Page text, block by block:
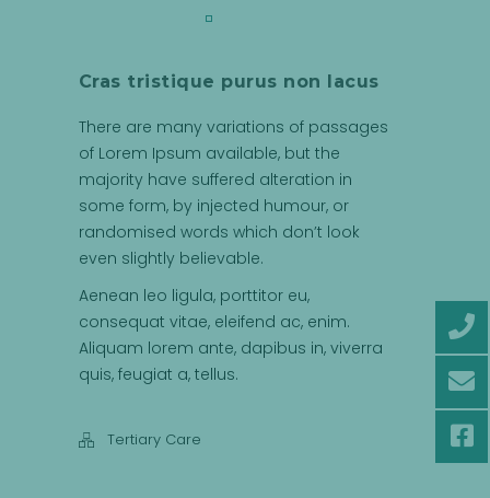
Cras tristique purus non lacus
There are many variations of passages
of Lorem Ipsum available, but the
majority have suffered alteration in
some form, by injected humour, or
randomised words which don’t look
even slightly believable.
Aenean leo ligula, porttitor eu,
consequat vitae, eleifend ac, enim.
Aliquam lorem ante, dapibus in, viverra
quis, feugiat a, tellus.
Tertiary Care